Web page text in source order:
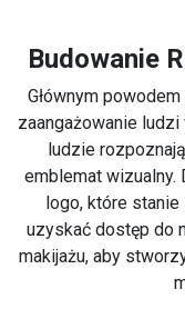
Budowanie
Głównym
zaangażowanie
ludzie
emblemat wizualny.
logo, które
uzyskać dostęp do
makijażu, aby